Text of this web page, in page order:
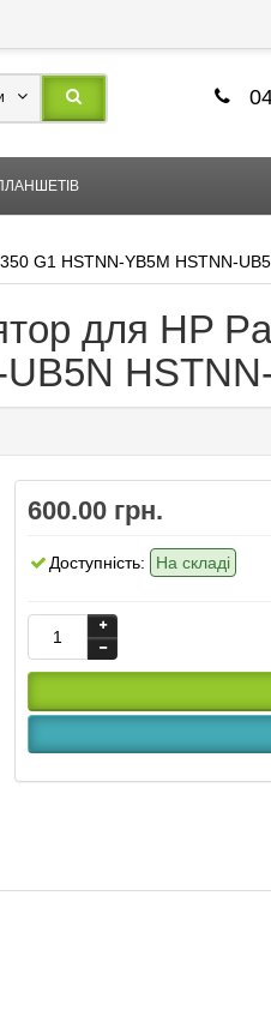
G1 HSTNN-YB5M HSTNN-
для HP
600.00 грн.
Доступність: На складі